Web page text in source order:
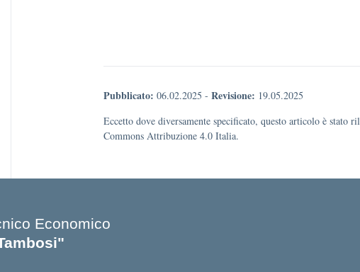
Pubblicato: 06.02.2025 - Revisione: 19.05.2025
Eccetto dove diversamente specificato, questo articolo è stato
Commons Attribuzione 4.0 Italia.
Economico